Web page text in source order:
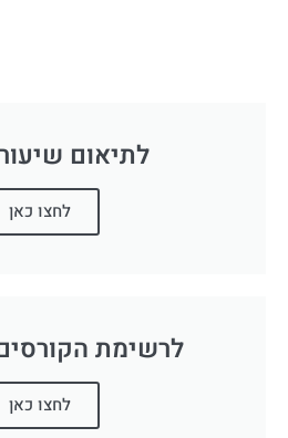
לתיאום שיעור
לחצו כאן
לרשימת
לחצו כאן